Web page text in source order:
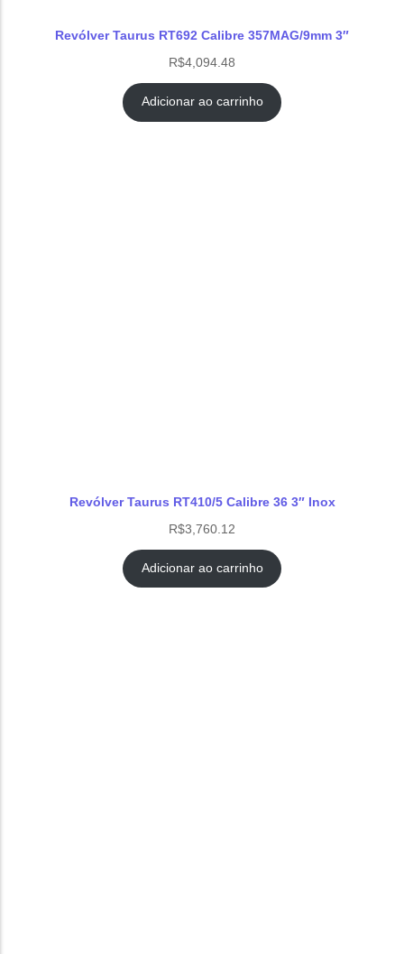
Revólver Taurus RT692 Calibre 357MAG/9mm 3″
R$4,094.48
Adicionar ao carrinho
Revólver Taurus RT410/5 Calibre 36 3″ Inox
R$3,760.12
Adicionar ao carrinho